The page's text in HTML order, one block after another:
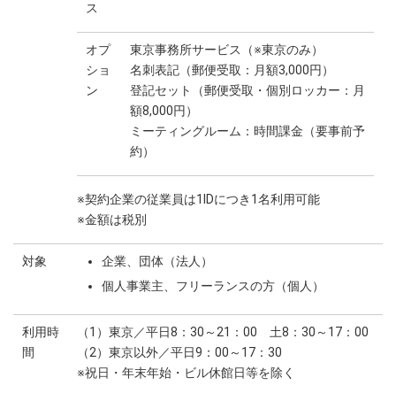
ス
オプ
ショ
ン
東京事務所サービス（※東京のみ）
名刺表記（郵便受取：月額3,000円）
登記セット（郵便受取・個別ロッカー：月
額8,000円）
ミーティングルーム：時間課金（要事前予
約）
※契約企業の従業員は1IDにつき1名利用可能
※金額は税別
対象
企業、団体（法人）
個人事業主、フリーランスの方（個人）
利用時
間
（1）東京／平日8：30～21：00 土8：30～17：00
（2）東京以外／平日9：00～17：30
※祝日・年末年始・ビル休館日等を除く